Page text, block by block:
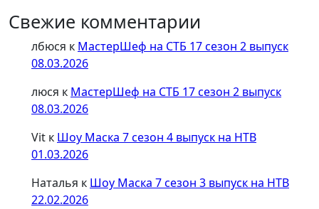
Свежие комментарии
лбюся к МастерШеф на СТБ 17 сезон 2 выпуск
08.03.2026
люся к МастерШеф на СТБ 17 сезон 2 выпуск
08.03.2026
Vit к Шоу Маска 7 сезон 4 выпуск на НТВ
01.03.2026
Наталья к Шоу Маска 7 сезон 3 выпуск на НТВ
22.02.2026